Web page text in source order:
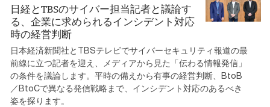
日経とTBSのサイバー担当記者と議論す
る、企業に求められるインシデント対応
時の経営判断
日本経済新聞社とTBSテレビでサイバーセキュリティ報道の最
前線に立つ記者を迎え、メディアから見た「伝わる情報発信」
の条件を議論します。平時の備えから有事の経営判断、BtoB
／BtoCで異なる発信戦略まで、インシデント対応のあるべき
姿を探ります。